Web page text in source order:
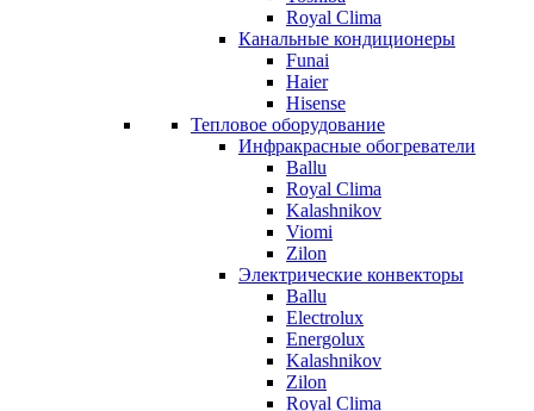
Royal Clima
Канальные кондиционеры
Funai
Haier
Hisense
Тепловое оборудование
Инфракрасные обогреватели
Ballu
Royal Clima
Kalashnikov
Viomi
Zilon
Электрические конвекторы
Ballu
Electrolux
Energolux
Kalashnikov
Zilon
Royal Clima